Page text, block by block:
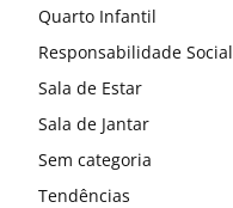
Quarto Infantil
Responsabilidade Social
Sala de Estar
Sala de Jantar
Sem categoria
Tendências